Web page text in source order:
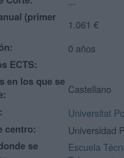
(primer
1.061 €
0 años
ECTS:
en los que se
Castellano
Universitat
centro:
Universidad
se
Escuela